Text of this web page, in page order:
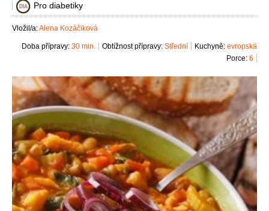
Pro diabetiky
Vložil/a:Alena Kozáčiková
Kuchyně: evropská
Obtížnost přípravy: Střední
Doba přípravy: 30 min.
Porce: 6